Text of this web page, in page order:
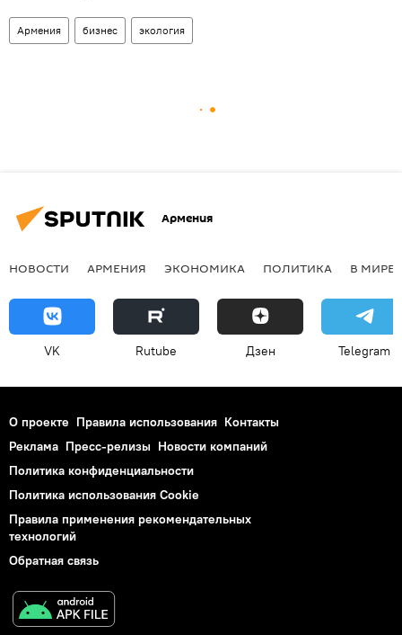
Армения бизнес экология
Армения
НОВОСТИ АРМЕНИЯ ЭКОНОМИКА ПОЛИТИКА В МИРЕ
VK Rutube Дзен Telegram
О проекте Правила использования Контакты
Реклама Пресс-релизы Новости компаний
Политика конфиденциальности
Политика использования Cookie
Правила применения рекомендательных
технологий
Обратная связь